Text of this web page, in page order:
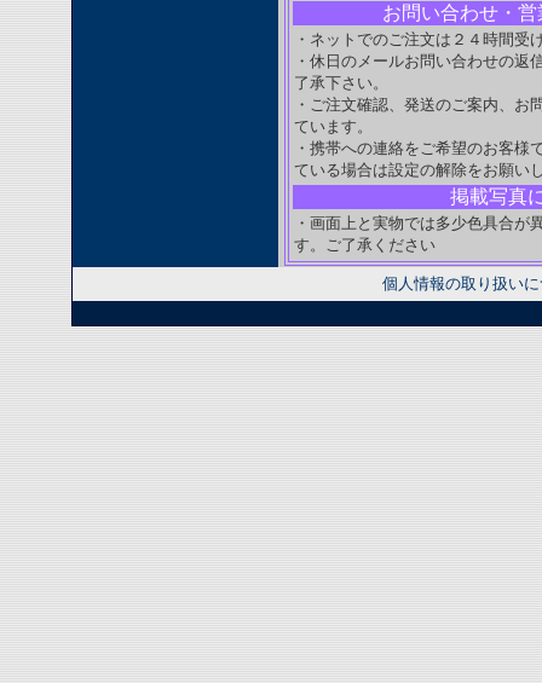
お問い合わせ・
・ネットでのご注文は２４時間受
・休日のメールお問い合わせの返
了承下さい。
・ご注文確認、発送のご案内、お
ています。
・携帯への連絡をご希望のお客
ている場合は設定の解除をお願い
掲載写真
・画面上と実物では多少色具合が
す。ご了承ください
個人情報の取り扱い